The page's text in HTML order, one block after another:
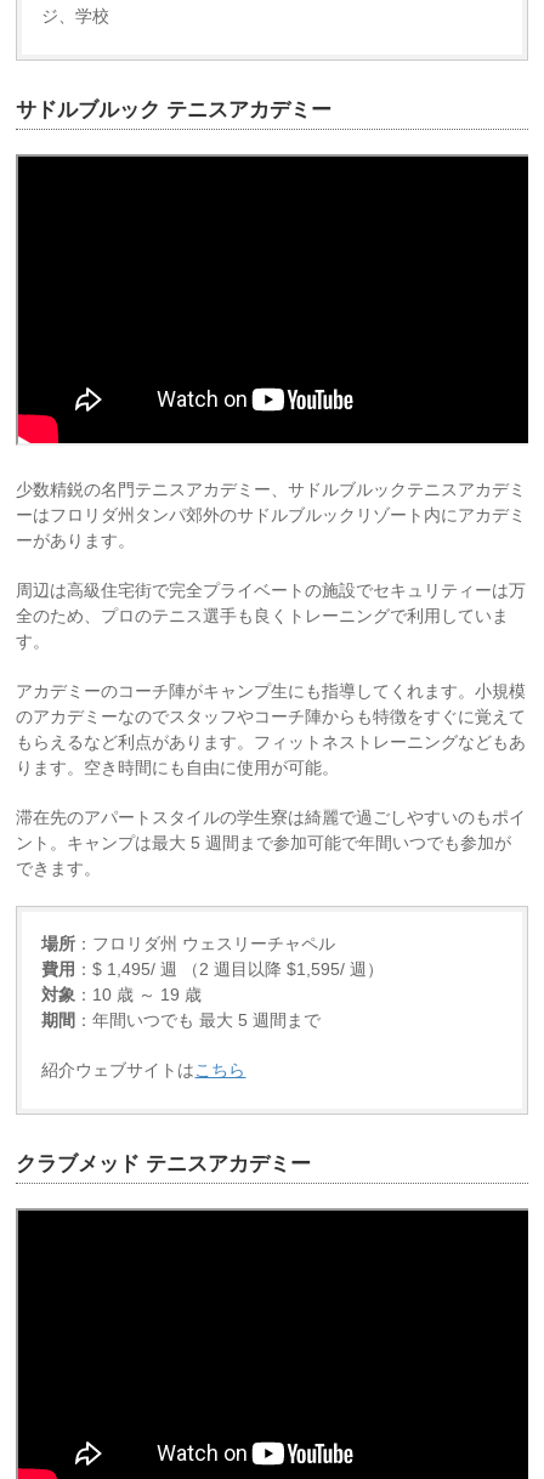
ジ、学校
サドルブルック テニスアカデミー
少数精鋭の名門テニスアカデミー、サドルブルックテニスアカデミ
ーはフロリダ州タンパ郊外のサドルブルックリゾート内にアカデミ
ーがあります。
周辺は高級住宅街で完全プライベートの施設でセキュリティーは万
全のため、プロのテニス選手も良くトレーニングで利用していま
す。
アカデミーのコーチ陣がキャンプ生にも指導してくれます。小規模
のアカデミーなのでスタッフやコーチ陣からも特徴をすぐに覚えて
もらえるなど利点があります。フィットネストレーニングなどもあ
ります。空き時間にも自由に使用が可能。
滞在先のアパートスタイルの学生寮は綺麗で過ごしやすいのもポイ
ント。キャンプは最大 5 週間まで参加可能で年間いつでも参加が
できます。
場所 ：フロリダ州 ウェスリーチャペル
費用 ：$ 1,495/ 週 （2 週目以降 $1,595/ 週）
対象 ：10 歳 ～ 19 歳
期間 ：年間いつでも 最大 5 週間まで
紹介ウェブサイトはこちら
クラブメッド テニスアカデミー